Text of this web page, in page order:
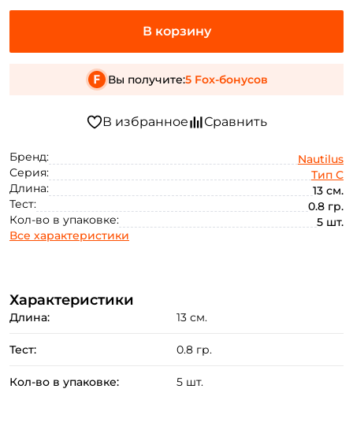
Бренд:
Nautilus
Серия:
Тип С
Длина:
13 см.
Тест:
0.8 гр.
Кол-во в упаковке:
5 шт.
Все характеристики
Вы получите:5 Fox-бонусов
Характеристики
Длина: 13 см.
Тест: 0.8 гр.
Кол-во в упаковке: 5 шт.